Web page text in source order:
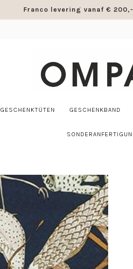
Franco levering vanaf €
GESCHENKTÜTEN GESCHENKBAND